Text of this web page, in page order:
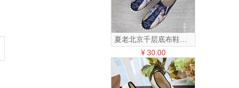
夏老北京千层底布鞋平底透气单鞋中国风刺绣开车鞋低帮软底男士鞋国潮
¥ 30.00